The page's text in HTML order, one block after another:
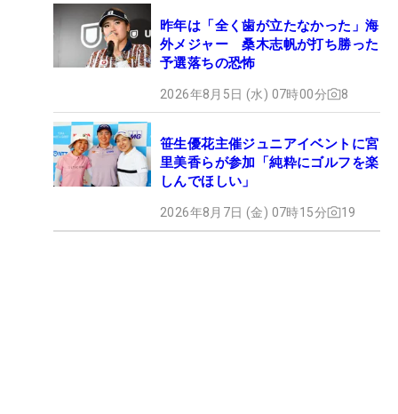
昨年は「全く歯が立たなかった」海
外メジャー 桑木志帆が打ち勝った
予選落ちの恐怖
2026年8月5日 (水) 07時00分 8
笹生優花主催ジュニアイベントに宮
里美香らが参加「純粋にゴルフを楽
しんでほしい」
2026年8月7日 (金) 07時15分 19